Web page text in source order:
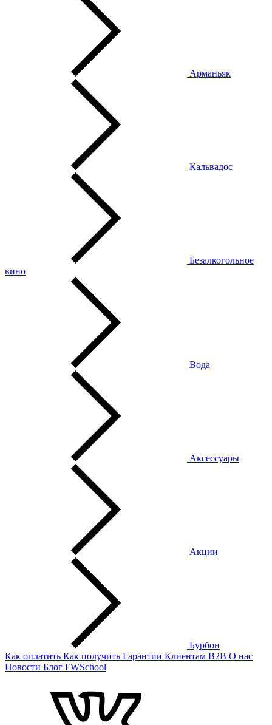
Арманьяк
Кальвадос
Безалкогольное
вино
Вода
Аксессуары
Акции
Бурбон
Как оплатить Как получить Гарантии Клиентам B2B О нас
Новости Блог FWSchool